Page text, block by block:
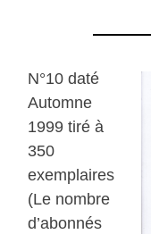
N°10 daté
Automne
1999 tiré à
350
exemplaires
(Le nombre
d’abonnés